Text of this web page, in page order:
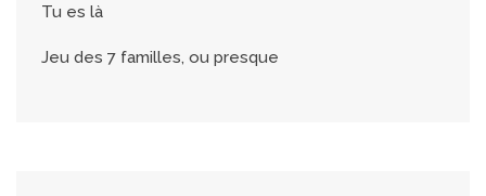
Tu es là
Jeu des 7 familles, ou presque